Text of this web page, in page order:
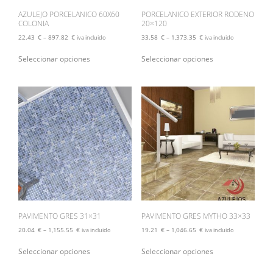
AZULEJO PORCELANICO 60X60
COLONIA
22.43 € – 897.82 € iva incluido
Seleccionar opciones
múltiples
variantes.
Las
opciones
se
pueden
elegir
en
la
página
de
PORCELANICO EXTERIOR RODENO
20×120
33.58 €– 1,373.35 € iva incluido
Seleccionar opcionesproducto
múltiples
variantes.
Las
opciones
se
pueden
elegir
en
la
página
de
PAVIMENTO GRES 31×31
20.04 € – 1,155.55 € iva incluido
Seleccionar opciones
PAVIMENTO GRES MYTHO 33×33
19.21 €– 1,046.65 € iva incluido
Seleccionar opcionesproducto